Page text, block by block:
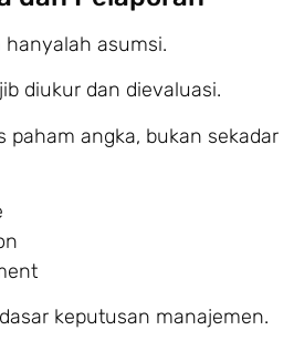
asumsi.
diukur dan dievaluasi.
paham angka, bukan sekadar
keputusan manajemen.